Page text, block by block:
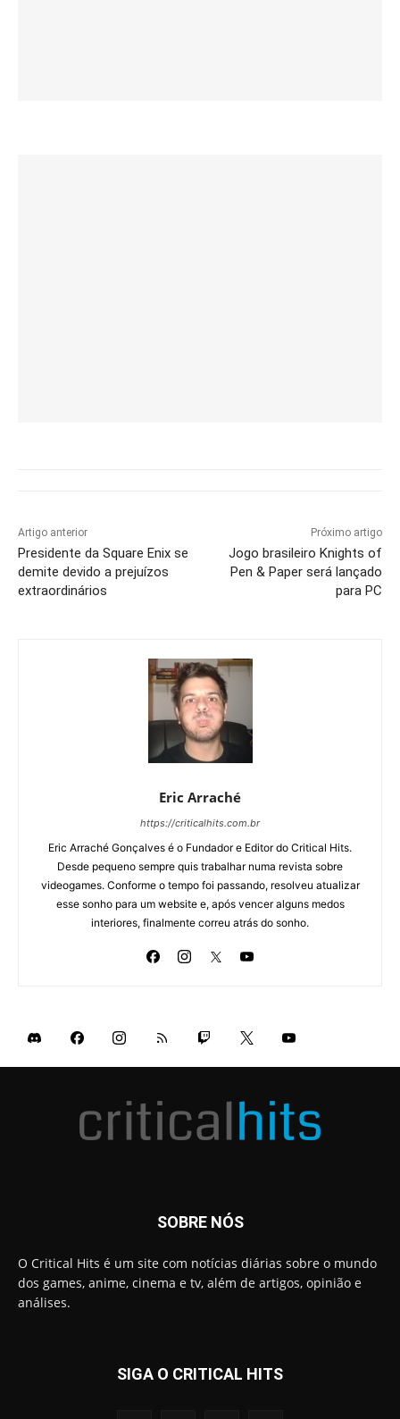
Artigo anterior
Presidente da Square Enix se
demite devido a prejuízos
extraordinários
Próximo artigo
Jogo brasileiro Knights of
Pen & Paper será lançado
para PC
Eric Arraché
https://criticalhits.com.br
Eric Arraché Gonçalves é o Fundador e Editor do Critical Hits.
Desde pequeno sempre quis trabalhar numa revista sobre
videogames. Conforme o tempo foi passando, resolveu atualizar
esse sonho para um website e, após vencer alguns medos
interiores, finalmente correu atrás do sonho.
SOBRE NÓS
O Critical Hits é um site com notícias diárias sobre o mundo
dos games, anime, cinema e tv, além de artigos, opinião e
análises.
SIGA O CRITICAL HITS